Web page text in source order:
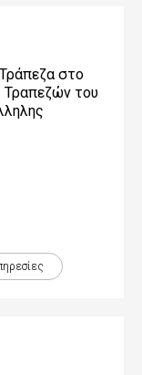
στο
Τραπεζών του